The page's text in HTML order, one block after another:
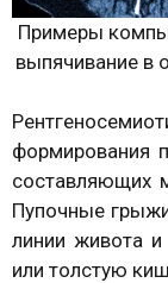
Примеры
выпячивание в
формирования
составляющих
Пупочные
линии живота
или толстую